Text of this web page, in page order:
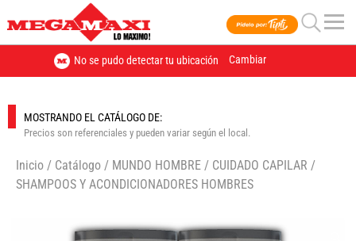
No se pudo detectar tu ubicación Cambiar
MOSTRANDO EL CATÁLOGO DE:
Precios son referenciales y pueden variar según el local.
Inicio / Catálogo / MUNDO HOMBRE / CUIDADO CAPILAR /
SHAMPOOS Y ACONDICIONADORES HOMBRES